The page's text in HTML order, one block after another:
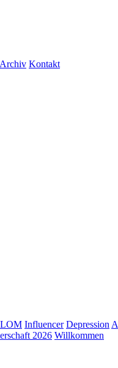
Archiv Kontakt
Influencer Depression
2026 Willkommen